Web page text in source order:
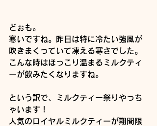
どぉも。
寒いですね。昨日は特に冷たい強風が
吹きまくっていて凍える寒さでした。
こんな時はほっこり温まるミルクティ
ーが飲みたくなりますね。
という訳で、ミルクティー祭りやっち
ゃいます！
人気のロイヤルミルクティーが期間限